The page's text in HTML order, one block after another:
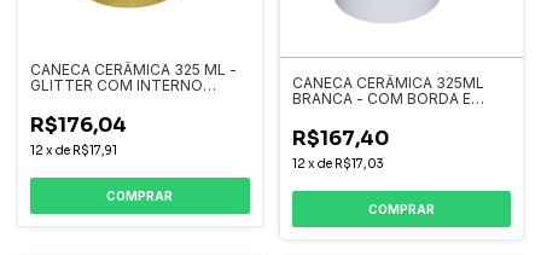
CANECA CERÂMICA 325 ML -
GLITTER COM INTERNO
R$176,04
12 xde R$17,91
COMPRAR
CANECA CERÂMICA 325ML
BRANCA - COM BORDA E
R$167,40
12 xde R$17,03
COMPRAR